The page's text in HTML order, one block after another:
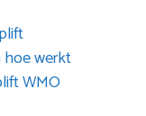
hoe werkt
WMO